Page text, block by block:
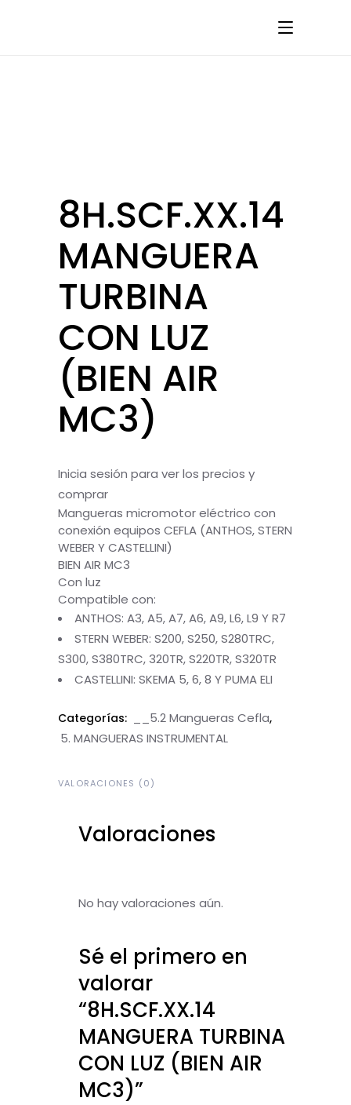
8H.SCF.XX.14
MANGUERA
TURBINA
CON LUZ
(BIEN AIR
MC3)
Inicia sesión para ver los precios y
comprar
Mangueras micromotor eléctrico con
conexión equipos CEFLA (ANTHOS, STERN
WEBER Y CASTELLINI)
BIEN AIR MC3
Con luz
Compatible con:
ANTHOS: A3, A5, A7, A6, A9, L6, L9 Y R7
STERN WEBER: S200, S250, S280TRC,
S300, S380TRC, 320TR, S220TR, S320TR
CASTELLINI: SKEMA 5, 6, 8 Y PUMA ELI
Categorías: __5.2 Mangueras Cefla,
5. MANGUERAS INSTRUMENTAL
VALORACIONES (0)
Valoraciones
No hay valoraciones aún.
Sé el primero en
valorar
“8H.SCF.XX.14
MANGUERA TURBINA
CON LUZ (BIEN AIR
MC3)”